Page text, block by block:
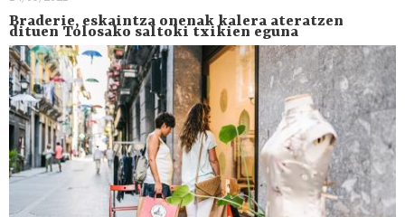
Braderie, eskaintza onenak kalera ateratzen
dituen Tolosako saltoki txikien eguna